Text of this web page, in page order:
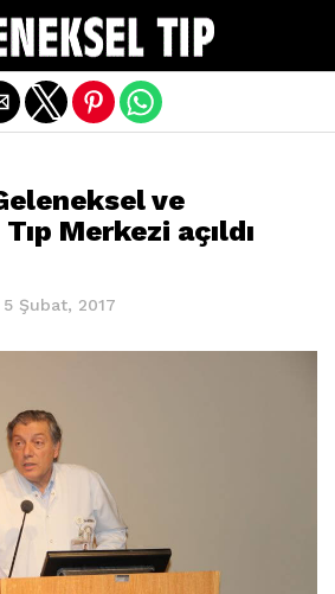
ve
Merkezi açıldı
5 Şubat, 2017
mobile version